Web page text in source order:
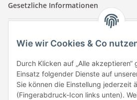
Gesetzliche Informationen
Tuccar GmbH
Raum A-123
Anton-Kux-Str.2
41460 Neuss
E-Mail: info @ megaphonic.de
Wie wir Cookies & Co
Durch Klicken auf „Alle akzeptieren“
Einsatz folgender Dienste auf
Sie können die Einstellung jederzeit
(Fingerabdruck-Icon links unten).